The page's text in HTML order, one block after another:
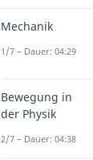
Wichtige
Video
Mechanik
1/7 – Dauer: 04:29
Bewegung in
der Physik
2/7 – Dauer: 04:38